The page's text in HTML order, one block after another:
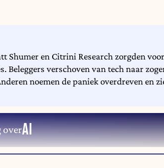
Shumer en Citrini Research zorgden
Beleggers verschoven van tech naar
noemen de paniek overdreven en
overAI